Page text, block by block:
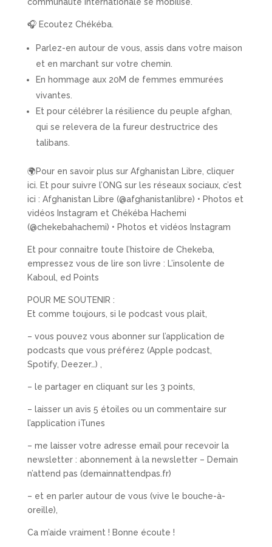
🎧 Ecoutez Chékéba.
Parlez-en autour de vous, assis dans votre maison
et en marchant sur votre chemin.
En hommage aux 20M de femmes emmurées
vivantes.
Et pour célébrer la résilience du peuple afghan,
qui se relevera de la fureur destructrice des
talibans.
🌍Pour en savoir plus sur Afghanistan Libre, cliquer
ici. Et pour suivre l’ONG sur les réseaux sociaux, c’est
ici : Afghanistan Libre (@afghanistanlibre) • Photos et
vidéos Instagram et Chékéba Hachemi
(@chekebahachemi) • Photos et vidéos Instagram
Et pour connaitre toute l’histoire de Chekeba,
empressez vous de lire son livre : L’insolente de
Kaboul, ed Points
POUR ME SOUTENIR :
Et comme toujours, si le podcast vous plait,
– vous pouvez vous abonner sur l’application de
podcasts que vous préférez (Apple podcast,
Spotify, Deezer…) ,
– le partager en cliquant sur les 3 points,
– laisser un avis 5 étoiles ou un commentaire sur
l’application iTunes
– me laisser votre adresse email pour recevoir la
newsletter : abonnement à la newsletter – Demain
n’attend pas (demainnattendpas.fr)
– et en parler autour de vous (vive le bouche-à-
oreille),
Ca m’aide vraiment ! Bonne écoute !